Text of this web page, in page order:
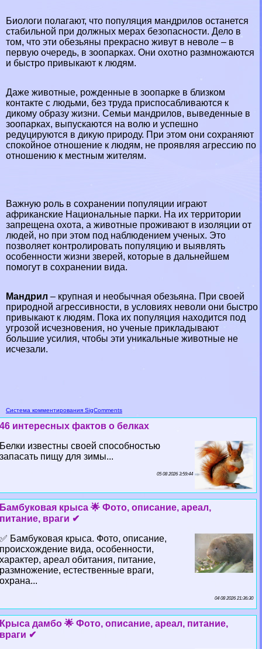
Биологи полагают, что популяция мaндрилов останется
стабильной при должных мерах безопасности. Дело в
том, что эти обезьяны прекрасно живут в неволе – в
первую очередь, в зоопарках. Они охотно размножаются
и быстро привыкают к людям.
Даже животные, рожденные в зоопарке в близком
контакте с людьми, без труда приспосабливаются к
дикому образу жизни. Семьи мaндрилов, выведенные в
зоопарках, выпускаются на волю и успешно
редуцируются в дикую природу. При этом они сохраняют
спокойное отношение к людям, не проявляя агрессию по
отношению к местным жителям.
Важную роль в сохранении популяции играют
африканские Национальные парки. На их территории
запрещена охота, а животные проживают в изоляции от
людей, но при этом под наблюдением ученых. Это
позволяет контролировать популяцию и выявлять
особенности жизни зверей, которые в дальнейшем
помогут в сохранении вида.
Maндрил – крупная и необычная обезьяна. При своей
природной агрессивности, в условиях неволи они быстро
привыкают к людям. Пока их популяция находится под
угрозой исчезновения, но ученые прикладывают
большие усилия, чтобы эти уникальные животные не
исчезали.
Система комментирования SigComments
46 интересных фактов о белках
Белки известны своей способностью
запасать пищу для зимы...
05 08 2026 3:59:44
Бамбуковая крыса 🌟 Фото, описание, ареал,
питание, враги ✔
✅ Бамбуковая крыса. Фото, описание,
происхождение вида, особенности,
хаpaктер, ареал обитания, питание,
размножение, естественные враги,
охрана...
04 08 2026 21:36:30
Крыса дамбо 🌟 Фото, описание, ареал, питание,
враги ✔